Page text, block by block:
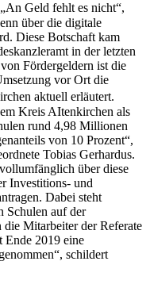
Geld fehlt es nicht“,
über die digitale
Diese Botschaft kam
in der letzten
Fördergeldern ist die
vor Ort die
aktuell erläutert.
Kreis AItenkirchen als
rund 4,98 Millionen
von 10 Prozent“,
Tobias Gerhardus.
über diese
Investitions- und
Dabei steht
Schulen auf der
Mitarbeiter der Referate
Ende 2019 eine
schildert